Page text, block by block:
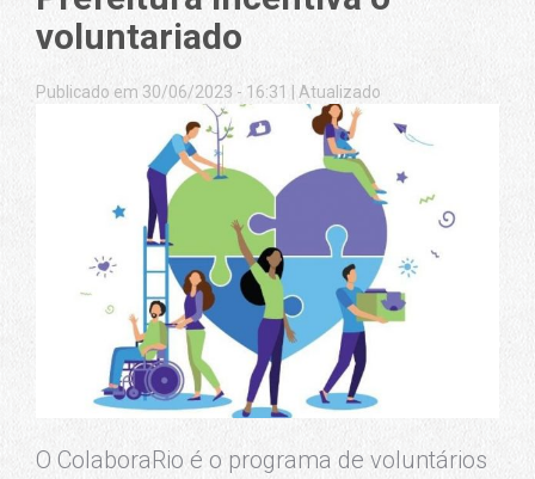
voluntariado
Publicado em 30/06/2023 - 16:31 Atualizado
O ColaboraRio é o programa de voluntários